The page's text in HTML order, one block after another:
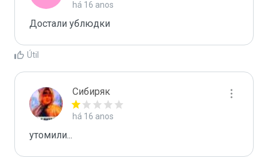
há 16 anos
Достали ублюдки
Útil
Сибиряк
há 16 anos
утомили...